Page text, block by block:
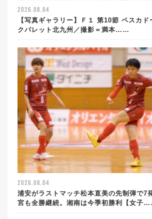
2026.08.04
【写真ギャラリー】Ｆ１ 第10節 ペスカ
クバレット北九州／撮影＝満本……
2026.08.04
浦安がラストマッチ松本直美の先制弾で7
宮も全勝継続。湘南は今季初勝利【女子